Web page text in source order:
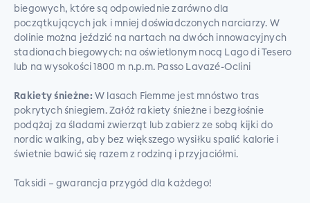
biegowych, które są odpowiednie zarówno dla
początkujących jak i mniej doświadczonych narciarzy. W
dolinie można jeździć na nartach na dwóch innowacyjnych
stadionach biegowych: na oświetlonym nocą Lago di Tesero
lub na wysokości 1800 m n.p.m. Passo Lavazé-Oclini
Rakiety śnieżne: W lasach Fiemme jest mnóstwo tras
pokrytych śniegiem. Załóż rakiety śnieżne i bezgłośnie
podążaj za śladami zwierząt lub zabierz ze sobą kijki do
nordic walking, aby bez większego wysiłku spalić kalorie i
świetnie bawić się razem z rodziną i przyjaciółmi.
Taksidi – gwarancja przygód dla każdego!